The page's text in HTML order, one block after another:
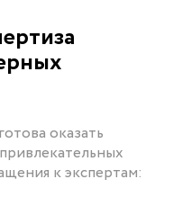
оказать
к экспертам: